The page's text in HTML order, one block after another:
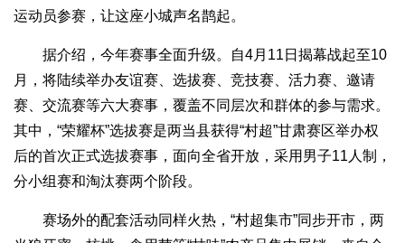
运动员参赛，让这座小城声名鹊起。
据介绍，今年赛事全面升级。自4月11日揭幕战起至10
月，将陆续举办友谊赛、选拔赛、竞技赛、活力赛、邀请
赛、交流赛等六大赛事，覆盖不同层次和群体的参与需求。
其中，“荣耀杯”选拔赛是两当县获得“村超”甘肃赛区举办权
后的首次正式选拔赛事，面向全省开放，采用男子11人制，
分小组赛和淘汰赛两个阶段。
赛场外的配套活动同样火热，“村超集市”同步开市，两